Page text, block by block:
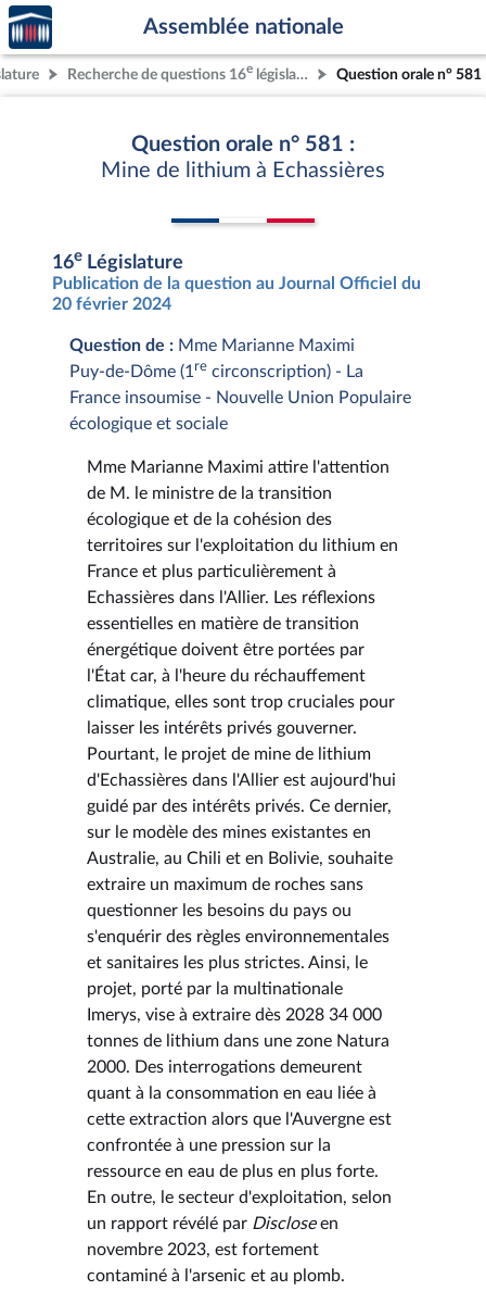
Aller au contenu
Aller en bas de la page
Accèder
à la
page
d'accueil
Assemblée nationale
Recherche de questions 16e législature Question orale n° 581
Question orale n° 581 :
Mine de lithium à Echassières
16e Législature
Publication de la question au Journal Officiel du
20 février 2024
Question de : Mme Marianne Maximi
Puy-de-Dôme (1 re circonscription) - La
France insoumise - Nouvelle Union Populaire
écologique et sociale
Mme Marianne Maximi attire l'attention
de M. le ministre de la transition
écologique et de la cohésion des
territoires sur l'exploitation du lithium en
France et plus particulièrement à
Echassières dans l'Allier. Les réflexions
essentielles en matière de transition
énergétique doivent être portées par
l'État car, à l'heure du réchauffement
climatique, elles sont trop cruciales pour
laisser les intérêts privés gouverner.
Pourtant, le projet de mine de lithium
d'Echassières dans l'Allier est aujourd'hui
guidé par des intérêts privés. Ce dernier,
sur le modèle des mines existantes en
Australie, au Chili et en Bolivie, souhaite
extraire un maximum de roches sans
questionner les besoins du pays ou
s'enquérir des règles environnementales
et sanitaires les plus strictes. Ainsi, le
projet, porté par la multinationale
Imerys, vise à extraire dès 2028 34 000
tonnes de lithium dans une zone Natura
2000. Des interrogations demeurent
quant à la consommation en eau liée à
cette extraction alors que l'Auvergne est
confrontée à une pression sur la
ressource en eau de plus en plus forte.
En outre, le secteur d'exploitation, selon
un rapport révélé par Discloseen
novembre 2023, est fortement
contaminé à l'arsenic et au plomb.